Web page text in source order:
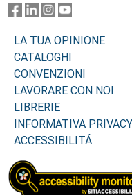
LA TUA OPINIONE
CATALOGHI
CONVENZIONI
LAVORARE CON NOI
LIBRERIE
INFORMATIVA PRIVACY
ACCESSIBILITÁ